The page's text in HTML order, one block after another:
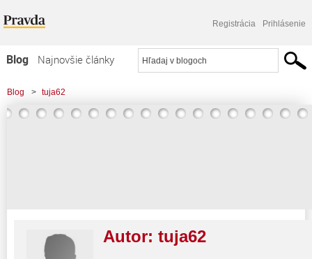
Registrácia Prihlásenie
Blog
Najnovšie články
Najčítanejšie články
Najkomentovanejšie články
Blog > tuja62
Autor: tuja62